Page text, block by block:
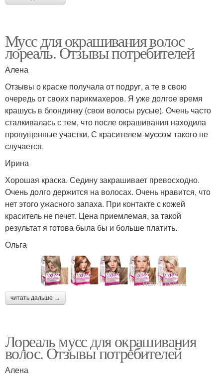
Мусс для окрашивания волос
лореаль. Отзывы потребителей
Алена
Отзывы о краске получала от подруг, а те в свою
очередь от своих парикмахеров. Я уже долгое время
крашусь в блондинку (свои волосы русые). Очень часто
сталкивалась с тем, что после окрашивания находила
пропущенные участки. С красителем-муссом такого не
случается.
Ирина
Хорошая краска. Седину закрашивает превосходно.
Очень долго держится на волосах. Очень нравится, что
нет этого ужасного запаха. При контакте с кожей
краситель не печет. Цена приемлемая, за такой
результат я готова была бы и больше платить.
Ольга
читать дальше →
Лореаль мусс для окрашивания
волос. Отзывы потребителей
Алена